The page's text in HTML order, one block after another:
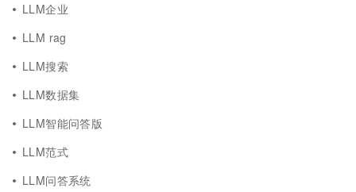
LLM企业
LLM rag
LLM搜索
LLM数据集
LLM智能问答版
LLM范式
LLM问答系统